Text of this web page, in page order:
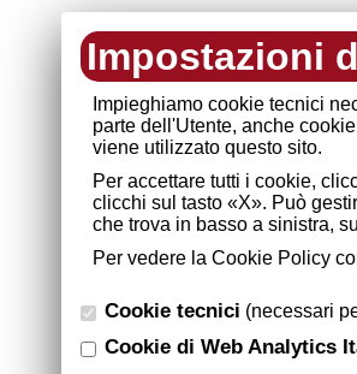
Impostazioni
Impieghiamo cookie tecnici
parte dell'Utente, anche
viene utilizzato questo sito.
Per accettare tutti i cookie,
clicchi sul tasto «X». Può
che trova in basso a sinistra,
Per vedere la Cookie Policy
Cookie tecnici (necessari
Cookie di Web Analytics